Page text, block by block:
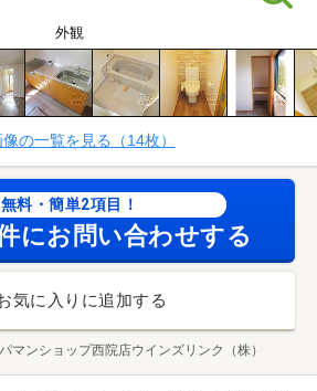
外観
の一覧を見る（14枚）
無料・簡単2項目！
にお問い合わせする
気に入りに追加する
マンショップ西院店ウインズリンク（株）